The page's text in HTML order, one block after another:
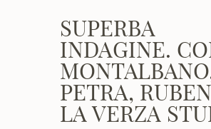
SUPERBA
INDAGINE.
PETRA,
LA VERZA